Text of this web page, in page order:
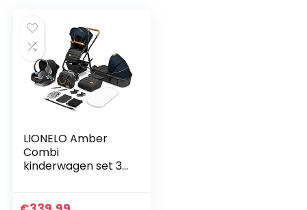
LIONELO Amber
Combi
kinderwagen set 3-